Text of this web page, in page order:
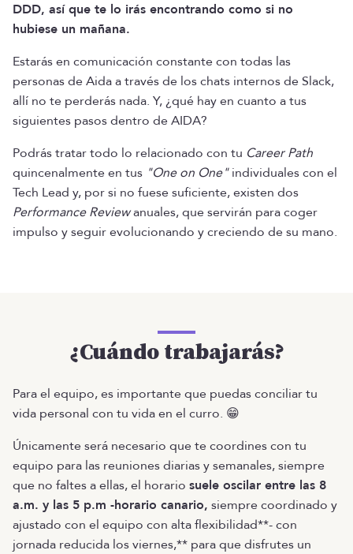
DDD, así que te lo irás encontrando como si no
hubiese un mañana.
Estarás en comunicación constante con todas las
personas de Aida a través de los chats internos de Slack,
allí no te perderás nada. Y, ¿qué hay en cuanto a tus
siguientes pasos dentro de AIDA?
Podrás tratar todo lo relacionado con tu Career Path
quincenalmente en tus "One on One"individuales con el
Tech Lead y, por si no fuese suficiente, existen dos
Performance Reviewanuales, que servirán para coger
impulso y seguir evolucionando y creciendo de su mano.
¿Cuándo trabajarás?
Para el equipo, es importante que puedas conciliar tu
vida personal con tu vida en el curro. 😁
Únicamente será necesario que te coordines con tu
equipo para las reuniones diarias y semanales, siempre
que no faltes a ellas, el horario suele oscilar entre las 8
a.m. y las 5 p.m -horario canario, siempre coordinado y
ajustado con el equipo con alta flexibilidad**- con
jornada reducida los viernes,** para que disfrutes un